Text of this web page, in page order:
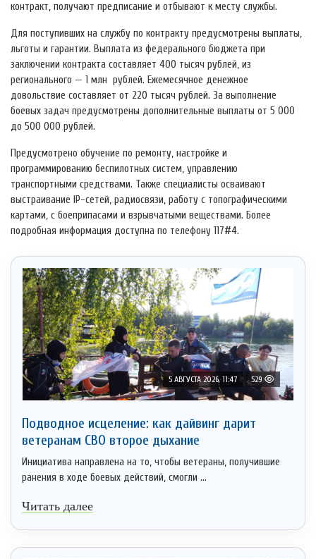
контракт, получают предписание и отбывают к месту службы.
Для поступивших на службу по контракту предусмотрены выплаты,
льготы и гарантии. Выплата из федерального бюджета при
заключении контракта составляет 400 тысяч рублей, из
регионального — 1 млн рублей. Ежемесячное денежное
довольствие составляет от 220 тысяч рублей. За выполнение
боевых задач предусмотрены дополнительные выплаты от 5 000
до 500 000 рублей.
Предусмотрено обучение по ремонту, настройке и
программированию беспилотных систем, управлению
транспортными средствами. Также специалисты осваивают
выстраивание IP-сетей, радиосвязи, работу с топографическими
картами, с боеприпасами и взрывчатыми веществами. Более
подробная информация доступна по телефону 117#4.
5 АВГУСТА 2026, 11:47 529
Подводное исцеление: как дайвинг дарит
ветеранам СВО второе дыхание
Инициатива направлена на то, чтобы ветераны, получившие
ранения в ходе боевых действий, смогли ...
Читать далее